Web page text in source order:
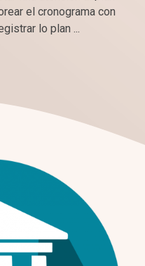
el cronograma con
lo plan ...